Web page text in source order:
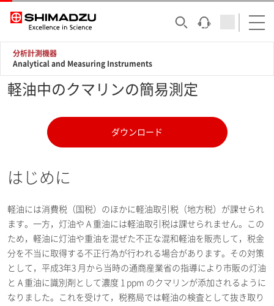
分析計測機器
Analytical and Measuring Instruments
軽油中のクマリンの簡易測定
ダウンロード
はじめに
軽油には消費税（国税）のほかに軽油取引税（地方税）が課せられ
ます。一方，灯油や A 重油には軽油取引税は課せられません。この
ため，軽油に灯油や重油を混ぜた不正な混和軽油を販売して，税金
分を不当に取得する不正行為が行われる場合があります。その対策
として，平成3年3 月から当時の通商産業省の指導により市販の灯油
と A 重油に識別剤として濃度 1 ppm のクマリンが添加されるように
なりました。これを受けて，税務局では軽油の検査として抜き取り